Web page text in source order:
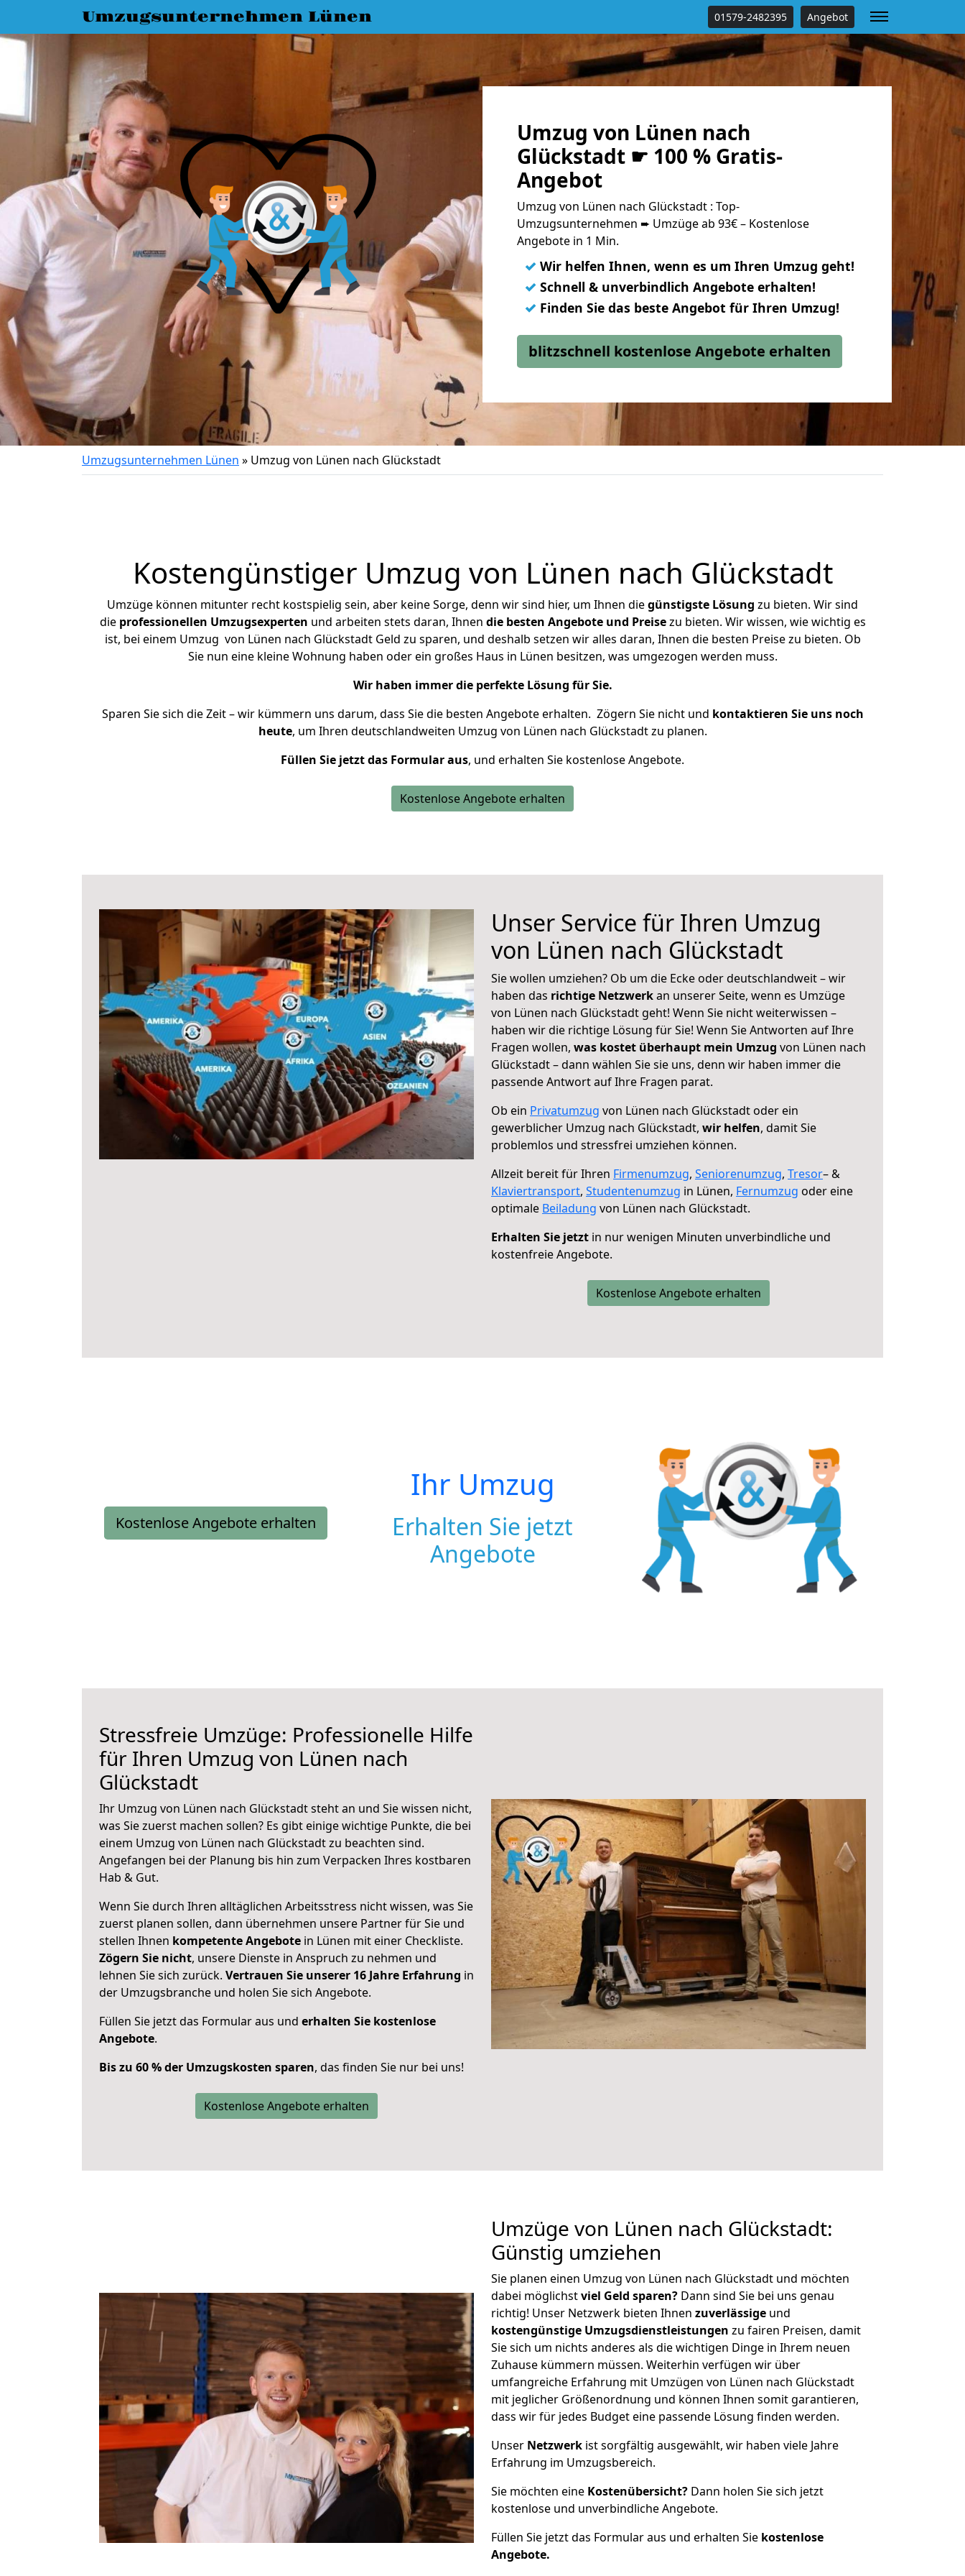
Umzugsunternehmen Lünen 01579-2482395 Angebot
Umzug von Lünen nach
Glückstadt ☛ 100 % Gratis-
Angebot
Umzug von Lünen nach Glückstadt : Top-
Umzugsunternehmen ➨ Umzüge ab 93€ – Kostenlose
Angebote in 1 Min.
✓ Wir helfen Ihnen, wenn es um Ihren Umzug geht!
✓ Schnell & unverbindlich Angebote erhalten!
✓ Finden Sie das beste Angebot für Ihren Umzug!
blitzschnell kostenlose Angebote erhalten
Umzugsunternehmen Lünen » Umzug von Lünen nach Glückstadt
Kostengünstiger Umzug von Lünen nach Glückstadt
Umzüge können mitunter recht kostspielig sein, aber keine Sorge, denn wir sind hier, um Ihnen diegünstigste Lösung zu bieten. Wir sind
die professionellen Umzugsexperten und arbeiten stets daran, Ihnen die besten Angebote und Preisezu bieten. Wir wissen, wie wichtig es
ist, bei einem Umzug von Lünen nach Glückstadt Geld zu sparen, und deshalb setzen wir alles daran, Ihnen die besten Preise zu bieten. Ob
Sie nun eine kleine Wohnung haben oder ein großes Haus in Lünen besitzen, was umgezogen werden muss.
Wir haben immer die perfekte Lösung für Sie.
Sparen Sie sich die Zeit – wir kümmern uns darum, dass Sie die besten Angebote erhalten. Zögern Sie nicht und kontaktieren Sie uns noch
heute, um Ihren deutschlandweiten Umzug von Lünen nach Glückstadt zu planen.
Füllen Sie jetzt das Formular aus, und erhalten Sie kostenlose Angebote.
Kostenlose Angebote erhalten
Unser Service für Ihren Umzug
von Lünen nach Glückstadt
Sie wollen umziehen? Ob um die Ecke oder deutschlandweit – wir
haben das richtige Netzwerkan unserer Seite, wenn es Umzüge
von Lünen nach Glückstadt geht! Wenn Sie nicht weiterwissen –
haben wir die richtige Lösung für Sie! Wenn Sie Antworten auf Ihre
Fragen wollen, was kostet überhaupt mein Umzug von Lünen nach
Glückstadt – dann wählen Sie sie uns, denn wir haben immer die
passende Antwort auf Ihre Fragen parat.
Ob ein Privatumzug von Lünen nach Glückstadt oder ein
gewerblicher Umzug nach Glückstadt, wir helfen, damit Sie
problemlos und stressfrei umziehen können.
Allzeit bereit für Ihren Firmenumzug, Seniorenumzug, Tresor– &
Klaviertransport, Studentenumzug in Lünen, Fernumzug oder eine
optimale Beiladung von Lünen nach Glückstadt.
Erhalten Sie jetzt in nur wenigen Minuten unverbindliche und
kostenfreie Angebote.
Kostenlose Angebote erhalten
Kostenlose Angebote erhalten
Ihr Umzug
Erhalten Sie jetzt
Angebote
Stressfreie Umzüge: Professionelle Hilfe
für Ihren Umzug von Lünen nach
Glückstadt
Ihr Umzug von Lünen nach Glückstadt steht an und Sie wissen nicht,
was Sie zuerst machen sollen? Es gibt einige wichtige Punkte, die bei
einem Umzug von Lünen nach Glückstadt zu beachten sind.
Angefangen bei der Planung bis hin zum Verpacken Ihres kostbaren
Hab & Gut.
Wenn Sie durch Ihren alltäglichen Arbeitsstress nicht wissen, was Sie
zuerst planen sollen, dann übernehmen unsere Partner für Sie und
stellen Ihnen kompetente Angebote in Lünen mit einer Checkliste.
Zögern Sie nicht, unsere Dienste in Anspruch zu nehmen und
lehnen Sie sich zurück. Vertrauen Sie unserer 16 Jahre Erfahrung in
der Umzugsbranche und holen Sie sich Angebote.
Füllen Sie jetzt das Formular aus und erhalten Sie kostenlose
Angebote.
Bis zu 60 % der Umzugskosten sparen, das finden Sie nur bei uns!
Kostenlose Angebote erhalten
Umzüge von Lünen nach Glückstadt:
Günstig umziehen
Sie planen einen Umzug von Lünen nach Glückstadt und möchten
dabei möglichstviel Geld sparen? Dann sind Sie bei uns genau
richtig! Unser Netzwerk bieten Ihnen zuverlässige und
kostengünstige Umzugsdienstleistungen zu fairen Preisen, damit
Sie sich um nichts anderes als die wichtigen Dinge in Ihrem neuen
Zuhause kümmern müssen. Weiterhin verfügen wir über
umfangreiche Erfahrung mit Umzügen von Lünen nach Glückstadt
mit jeglicher Größenordnung und können Ihnen somit garantieren,
dass wir für jedes Budget eine passende Lösung finden werden.
Unser Netzwerk ist sorgfältig ausgewählt, wir haben viele Jahre
Erfahrung im Umzugsbereich.
Sie möchten eine Kostenübersicht? Dann holen Sie sich jetzt
kostenlose und unverbindliche Angebote.
Füllen Sie jetzt das Formular aus und erhalten Sie kostenlose
Angebote.